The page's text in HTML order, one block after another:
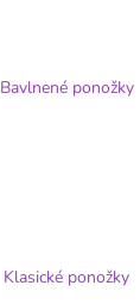
Bavlnené ponožky
Klasické ponožky